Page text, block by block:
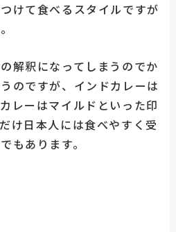
けて食べるスタイルですが
解釈になってしまうのでか
のですが、インドカレーは
レーはマイルドといった印
け日本人には食べやすく受
もあります。